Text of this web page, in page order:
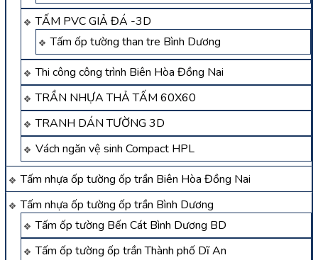
TẤM PVC GIẢ ĐÁ -3D
Tấm ốp tường than tre Bình Dương
Thi công công trình Biên Hòa Đồng Nai
TRẦN NHỰA THẢ TẤM 60X60
TRANH DÁN TƯỜNG 3D
Vách ngăn vệ sinh Compact HPL
Tấm nhựa ốp tường ốp trần Biên Hòa Đồng Nai
Tấm nhựa ốp tường ốp trần Bình Dương
Tấm ốp tường Bến Cát Bình Dương BD
Tấm ốp tường ốp trần Thành phố Dĩ An